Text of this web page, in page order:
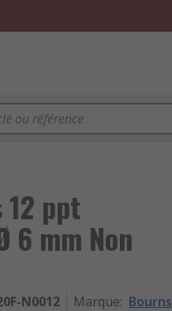
ppt
6 mm Non
N0012 Marque: Bourns